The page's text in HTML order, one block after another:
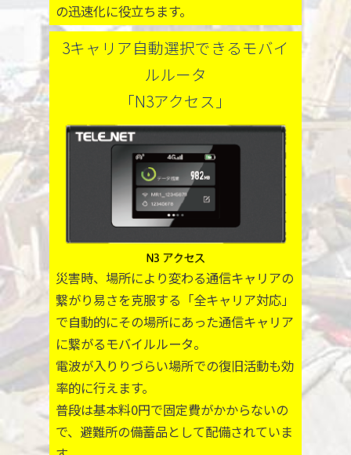
の迅速化に役立ちます。
3キャリア自動選択できるモバイ
ルルータ
「N3アクセス」
災害時、場所により変わる通信キャリアの
繋がり易さを克服する「全キャリア対応」
で自動的にその場所にあった通信キャリア
に繋がるモバイルルータ。
電波が入りりづらい場所での復旧活動も効
率的に行えます。
普段は基本料0円で固定費がかからないの
で、避難所の備蓄品として配備されていま